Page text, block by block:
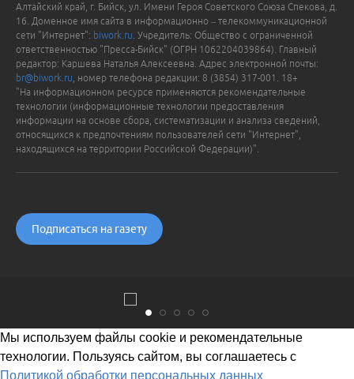
Алтайский край, г. Бийск, ул. Имени Героя Советского Союза Спекова, д.
16. Доменное имя сайта в информационно – телекоммуникационной
сети "Интернет": biwork.ru . Учредитель: Общество с ограниченной
ответственностью "Пресса-Бийск" (ОГРН 1062204039864). Главный
редактор: Каршева Наталья Алексеевна. Адрес электронной почты:
br@biwork.ru , номер телефона редакции: 8 (3854) 317-001. 18+
"На информационном ресурсе применяются рекомендательные
технологии (информационные технологии предоставления
информации на основе сбора, систематизации и анализа сведений,
относящихся к предпочтениям пользователей сети "Интернет",
находящихся на территории Российской Федерации)".
Подписаться на газету
Мы используем файлы cookie и рекомендательные
технологии. Пользуясь сайтом, вы соглашаетесь с
Политикой обработки персональных данных